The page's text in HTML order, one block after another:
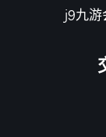
j9九游